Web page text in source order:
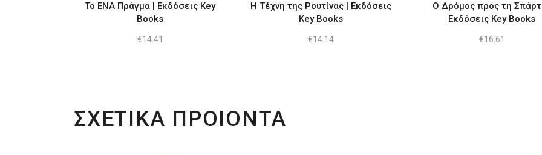
To ΕΝΑ Πράγμα | Εκδόσεις Key
Books
€14.41
H Τέχνη της Ρουτίνας | Εκδόσεις
Key Books
€14.14
Ο Δρόμος προς τη
Εκδόσεις Key Books
€16.61
ΣΧΕΤΙΚΑ ΠΡΟΙΟΝΤΑ